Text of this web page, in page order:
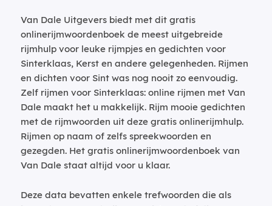
Van Dale Uitgevers biedt met dit gratis
onlinerijmwoordenboek de meest uitgebreide
rijmhulp voor leuke rijmpjes en gedichten voor
Sinterklaas, Kerst en andere gelegenheden. Rijmen
en dichten voor Sint was nog nooit zo eenvoudig.
Zelf rijmen voor Sinterklaas: online rijmen met Van
Dale maakt het u makkelijk. Rijm mooie gedichten
met de rijmwoorden uit deze gratis onlinerijmhulp.
Rijmen op naam of zelfs spreekwoorden en
gezegden. Het gratis onlinerijmwoordenboek van
Van Dale staat altijd voor u klaar.
Deze data bevatten enkele trefwoorden die als